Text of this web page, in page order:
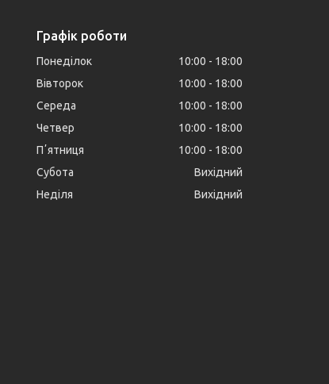
Графік роботи
Понеділок 10:00
18:00
Вівторок
10:00
18:00
Середа
10:00
18:00
Четвер
10:00
18:00
Пʼятниця
10:00
18:00
Субота
Вихідний
Неділя
Вихідний